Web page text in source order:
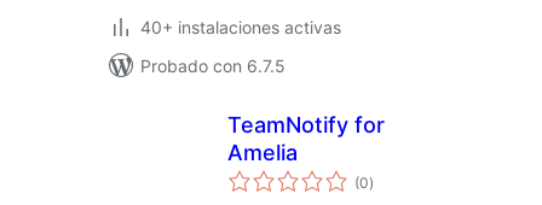
40+ instalaciones activas
Probado con 6.7.5
TeamNotify for
Amelia
(0total
de
)